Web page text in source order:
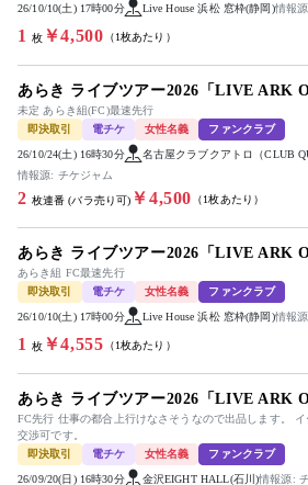
26/10/10(土) 17時00分 Live House 浜松 窓枠(静岡)情報
1 枚￥4,500 （1枚あたり）
あらき ライブツアー2026「LIVE ARK
未定 あらき組(FC)最速先行
即決取引
電チケ 女性名義 ファンクラブ
26/10/24(土) 16時30分
名古屋クラブクアトロ（CLUB
情報源: チケジャム
2 枚連番 (バラ売り可) ￥4,500 （1枚あたり）
あらき ライブツアー2026「LIVE ARK
あらき組 FC最速先行
即決取引
電チケ 女性名義 ファンクラブ
26/10/10(土) 17時00分 Live House 浜松 窓枠(静岡)情報
1 枚￥4,555 （1枚あたり）
あらき ライブツアー2026「LIVE ARK
FC先行 仕事の都合上行けなさそうなので出品します。
交渉可です。
即決取引
電チケ 女性名義 ファンクラブ
26/09/20(日) 16時30分 金沢EIGHT HALL(石川)情報源: